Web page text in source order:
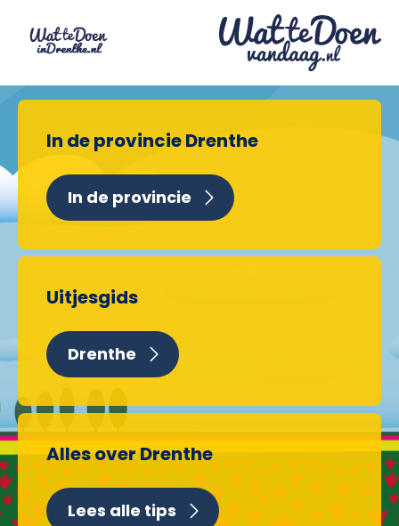
In de provincie Drenthe
In de provincie
Uitjesgids
Drenthe
Alles over Drenthe
Lees alle tips